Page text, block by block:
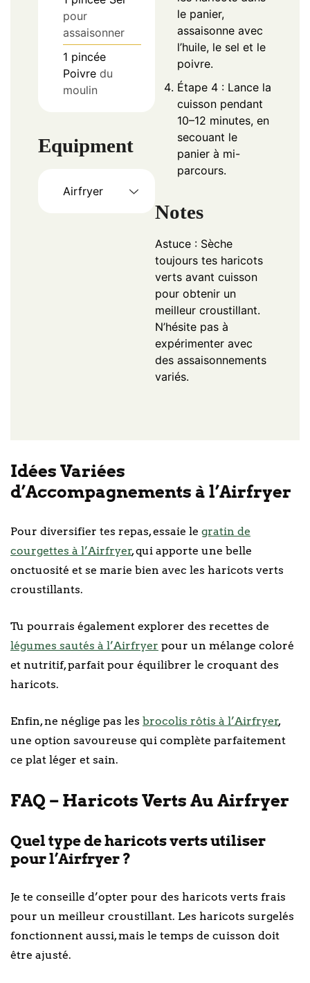
pour
assaisonner
1 pincée
Poivre du
moulin
Equipment
Airfryer
le panier,
assaisonne avec
l’huile, le sel et le
poivre.
Étape 4 : Lance la
cuisson pendant
10–12 minutes, en
secouant le
panier à mi-
parcours.
Notes
Astuce : Sèche
toujours tes haricots
verts avant cuisson
pour obtenir un
meilleur croustillant.
N’hésite pas à
expérimenter avec
des assaisonnements
variés.
Idées Variées
d’Accompagnements à l’Airfryer
Pour diversifier tes repas, essaie le gratin de
courgettes à l’Airfryer, qui apporte une belle
onctuosité et se marie bien avec les haricots verts
croustillants.
Tu pourrais également explorer des recettes de
légumes sautés à l’Airfryer pour un mélange coloré
et nutritif, parfait pour équilibrer le croquant des
haricots.
Enfin, ne néglige pas les brocolis rôtis à l’Airfryer,
une option savoureuse qui complète parfaitement
ce plat léger et sain.
FAQ – Haricots Verts Au Airfryer
Quel type de haricots verts utiliser
pour l’Airfryer ?
Je te conseille d’opter pour des haricots verts frais
pour un meilleur croustillant. Les haricots surgelés
fonctionnent aussi, mais le temps de cuisson doit
être ajusté.